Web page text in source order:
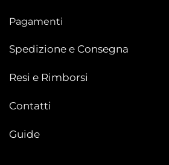
Pagamenti
Spedizione e Consegna
Resi e Rimborsi
Contatti
Guide